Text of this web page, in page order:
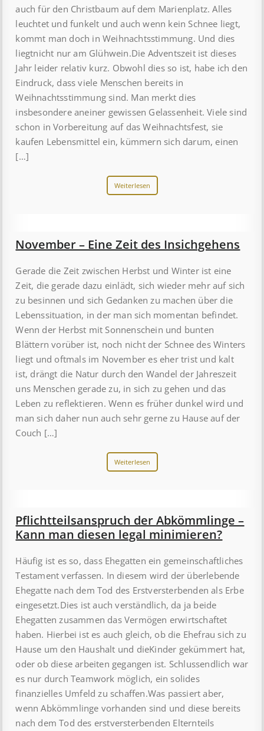
auch für den Christbaum auf dem Marienplatz. Alles
leuchtet und funkelt und auch wenn kein Schnee liegt,
kommt man doch in Weihnachtsstimmung. Und dies
liegtnicht nur am Glühwein.Die Adventszeit ist dieses
Jahr leider relativ kurz. Obwohl dies so ist, habe ich den
Eindruck, dass viele Menschen bereits in
Weihnachtsstimmung sind. Man merkt dies
insbesondere aneiner gewissen Gelassenheit. Viele sind
schon in Vorbereitung auf das Weihnachtsfest, sie
kaufen Lebensmittel ein, kümmern sich darum, einen
[…]
Weiterlesen
November – Eine Zeit des Insichgehens
Gerade die Zeit zwischen Herbst und Winter ist eine
Zeit, die gerade dazu einlädt, sich wieder mehr auf sich
zu besinnen und sich Gedanken zu machen über die
Lebenssituation, in der man sich momentan befindet.
Wenn der Herbst mit Sonnenschein und bunten
Blättern vorüber ist, noch nicht der Schnee des Winters
liegt und oftmals im November es eher trist und kalt
ist, drängt die Natur durch den Wandel der Jahreszeit
uns Menschen gerade zu, in sich zu gehen und das
Leben zu reflektieren. Wenn es früher dunkel wird und
man sich daher nun auch sehr gerne zu Hause auf der
Couch […]
Weiterlesen
Pflichtteilsanspruch der Abkömmlinge –
Kann man diesen legal minimieren?
Häufig ist es so, dass Ehegatten ein gemeinschaftliches
Testament verfassen. In diesem wird der überlebende
Ehegatte nach dem Tod des Erstversterbenden als Erbe
eingesetzt.Dies ist auch verständlich, da ja beide
Ehegatten zusammen das Vermögen erwirtschaftet
haben. Hierbei ist es auch gleich, ob die Ehefrau sich zu
Hause um den Haushalt und dieKinder gekümmert hat,
oder ob diese arbeiten gegangen ist. Schlussendlich war
es nur durch Teamwork möglich, ein solides
finanzielles Umfeld zu schaffen.Was passiert aber,
wenn Abkömmlinge vorhanden sind und diese bereits
nach dem Tod des erstversterbenden Elternteils